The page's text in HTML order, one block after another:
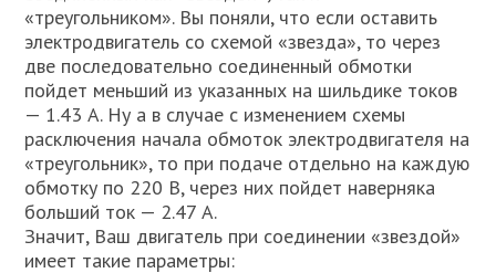
«треугольником». Вы поняли, что если оставить
электродвигатель со схемой «звезда», то через
две последовательно соединенный обмотки
пойдет меньший из указанных на шильдике токов
— 1.43 А. Ну а в случае с изменением схемы
расключения начала обмоток электродвигателя на
«треугольник», то при подаче отдельно на каждую
обмотку по 220 В, через них пойдет наверняка
больший ток — 2.47 А.
Значит, Ваш двигатель при соединении «звездой»
имеет такие параметры: